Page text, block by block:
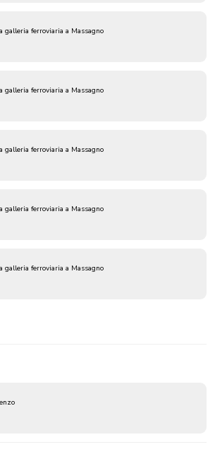
galleria ferroviaria a Massagno
galleria ferroviaria a Massagno
galleria ferroviaria a Massagno
galleria ferroviaria a Massagno
galleria ferroviaria a Massagno